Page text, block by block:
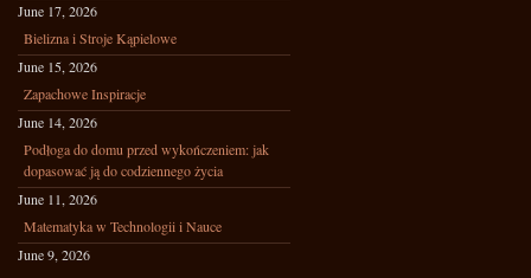
June 17, 2026
Bielizna i Stroje Kąpielowe
June 15, 2026
Zapachowe Inspiracje
June 14, 2026
Podłoga do domu przed wykończeniem: jak
dopasować ją do codziennego życia
June 11, 2026
Matematyka w Technologii i Nauce
June 9, 2026